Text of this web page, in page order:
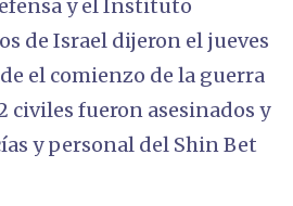
y el Instituto
de Israel dijeron el jueves
el comienzo de la guerra
civiles fueron asesinados y
y personal del Shin Bet